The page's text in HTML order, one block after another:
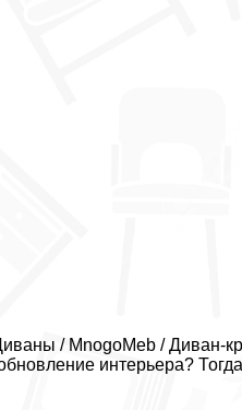
/ MnogoMeb / Диван-
интерьера?